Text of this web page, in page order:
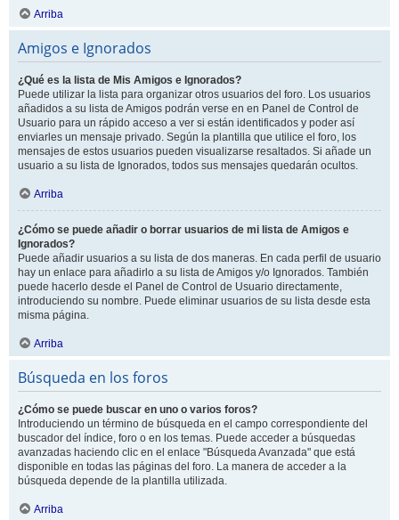
Arriba
Amigos e Ignorados
¿Qué es la lista de Mis Amigos e Ignorados?
Puede utilizar la lista para organizar otros usuarios del foro. Los usuarios
añadidos a su lista de Amigos podrán verse en en Panel de Control de
Usuario para un rápido acceso a ver si están identificados y poder así
enviarles un mensaje privado. Según la plantilla que utilice el foro, los
mensajes de estos usuarios pueden visualizarse resaltados. Si añade un
usuario a su lista de Ignorados, todos sus mensajes quedarán ocultos.
Arriba
¿Cómo se puede añadir o borrar usuarios de mi lista de Amigos e
Ignorados?
Puede añadir usuarios a su lista de dos maneras. En cada perfil de usuario
hay un enlace para añadirlo a su lista de Amigos y/o Ignorados. También
puede hacerlo desde el Panel de Control de Usuario directamente,
introduciendo su nombre. Puede eliminar usuarios de su lista desde esta
misma página.
Arriba
Búsqueda en los foros
¿Cómo se puede buscar en uno o varios foros?
Introduciendo un término de búsqueda en el campo correspondiente del
buscador del índice, foro o en los temas. Puede acceder a búsquedas
avanzadas haciendo clic en el enlace "Búsqueda Avanzada" que está
disponible en todas las páginas del foro. La manera de acceder a la
búsqueda depende de la plantilla utilizada.
Arriba